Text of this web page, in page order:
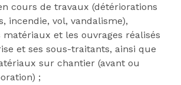
cours de travaux (détériorations
incendie, vol, vandalisme),
et les ouvrages réalisés
et ses sous-traitants, ainsi que
sur chantier (avant ou
;